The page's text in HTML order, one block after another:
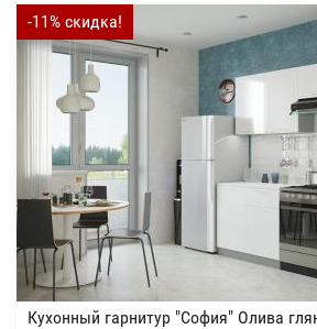
-11% скидка!
Кухонный гарнитур "София" Олива